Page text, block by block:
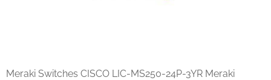
Meraki Switches CISCO LIC-MS250-24P-3YR Meraki